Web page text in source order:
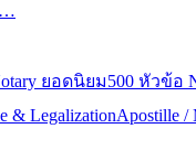
ยอดนิยม500 หัวข้อ
& LegalizationApostille